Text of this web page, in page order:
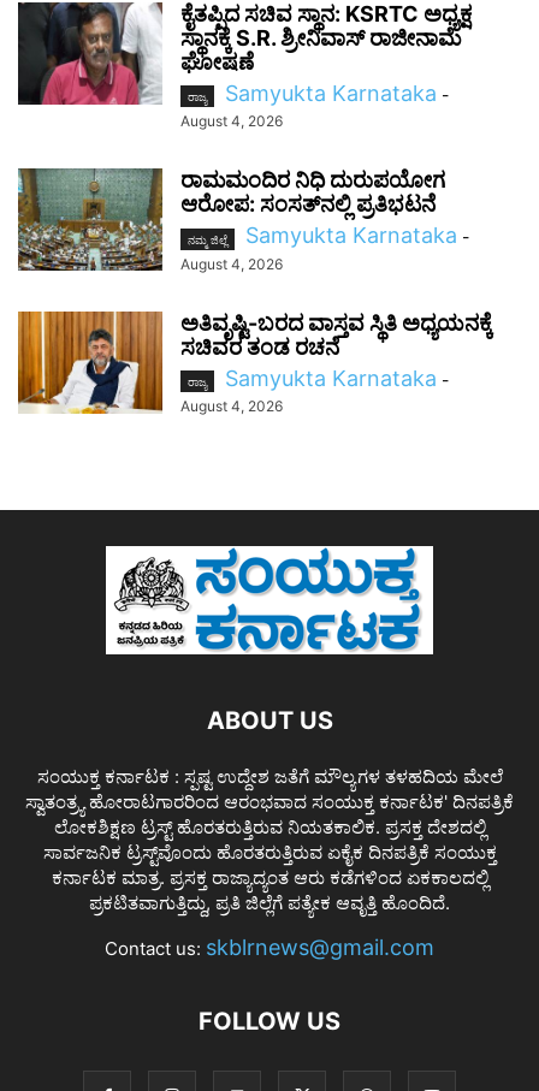
ಕೈತಪ್ಪಿದ ಸಚಿವ ಸ್ಥಾನ: KSRTC ಅಧ್ಯಕ್ಷ
ಸ್ಥಾನಕ್ಕೆ S.R. ಶ್ರೀನಿವಾಸ್ ರಾಜೀನಾಮೆ
ಘೋಷಣೆ
ರಾಜ್ಯ Samyukta Karnataka -
August 4, 2026
ರಾಮಮಂದಿರ ನಿಧಿ ದುರುಪಯೋಗ
ಆರೋಪ: ಸಂಸತ್‌ನಲ್ಲಿ ಪ್ರತಿಭಟನೆ
ನಮ್ಮ ಜಿಲ್ಲೆ Samyukta Karnataka -
August 4, 2026
ಅತಿವೃಷ್ಟಿ-ಬರದ ವಾಸ್ತವ ಸ್ಥಿತಿ ಅಧ್ಯಯನಕ್ಕೆ
ಸಚಿವರ ತಂಡ ರಚನೆ
ರಾಜ್ಯ Samyukta Karnataka -
August 4, 2026
ABOUT US
ಸಂಯುಕ್ತ ಕರ್ನಾಟಕ : ಸ್ಪಷ್ಟ ಉದ್ದೇಶ ಜತೆಗೆ ಮೌಲ್ಯಗಳ ತಳಹದಿಯ ಮೇಲೆ
ಸ್ವಾತಂತ್ರ್ಯ ಹೋರಾಟಗಾರರಿಂದ ಆರಂಭವಾದ ಸಂಯುಕ್ತ ಕರ್ನಾಟಕ' ದಿನಪತ್ರಿಕೆ
ಲೋಕಶಿಕ್ಷಣ ಟ್ರಸ್ಟ್ ಹೊರತರುತ್ತಿರುವ ನಿಯತಕಾಲಿಕ. ಪ್ರಸಕ್ತ ದೇಶದಲ್ಲಿ
ಸಾರ್ವಜನಿಕ ಟ್ರಸ್ಟ್‌ವೊಂದು ಹೊರತರುತ್ತಿರುವ ಏಕೈಕ ದಿನಪತ್ರಿಕೆ ಸಂಯುಕ್ತ
ಕರ್ನಾಟಕ ಮಾತ್ರ. ಪ್ರಸಕ್ತ ರಾಜ್ಯಾದ್ಯಂತ ಆರು ಕಡೆಗಳಿಂದ ಏಕಕಾಲದಲ್ಲಿ
ಪ್ರಕಟಿತವಾಗುತ್ತಿದ್ದು, ಪ್ರತಿ ಜಿಲ್ಲೆಗೆ ಪತ್ಯೇಕ ಆವೃತ್ತಿ ಹೊಂದಿದೆ.
Contact us: skblrnews@gmail.com
FOLLOW US